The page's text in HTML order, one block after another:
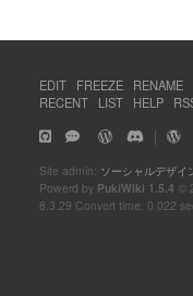
EDIT FREEZE RENAME
RECENT
LIST HELP
｜
Site admin: ソーシャルデザイ
Powerd by PukiWiki 1.5.4 ©
8.3.29 Convert time: 0.022